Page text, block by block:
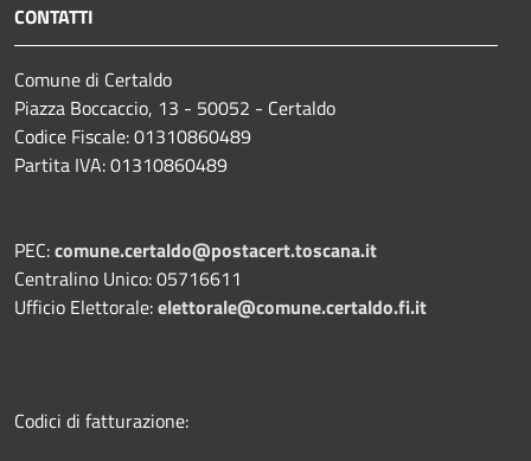
CONTATTI
Comune di Certaldo
Piazza Boccaccio, 13 - 50052 - Certaldo
Codice Fiscale: 01310860489
Partita IVA: 01310860489
PEC:comune.certaldo@postacert.toscana.it
Centralino Unico: 05716611
Ufficio Elettorale:elettorale@comune.certaldo.fi.it
Codici di fatturazione: